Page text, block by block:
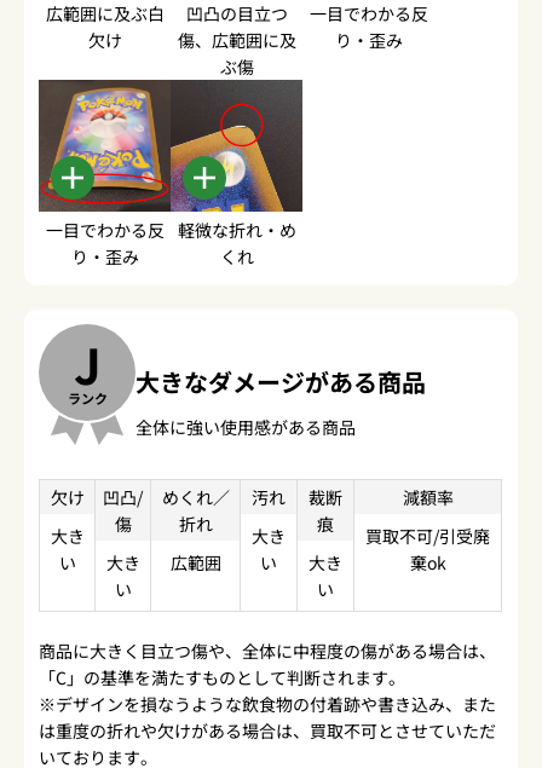
広範囲に及ぶ白
欠け
凹凸の目立つ
傷、広範囲に及
ぶ傷
一目でわかる反
り・歪み
一目でわかる反
り・歪み
軽微な折れ・め
くれ
J
ランク 大きなダメージがある商品
全体に強い使用感がある商品
欠け
大き
い
凹凸/
傷
大き
い
めくれ／
折れ
広範囲
汚れ
大き
い
裁断
痕
大き
い
減額率
買取不可/引受廃
棄ok
商品に大きく目立つ傷や、全体に中程度の傷がある場合は、
「C」の基準を満たすものとして判断されます。
※デザインを損なうような飲食物の付着跡や書き込み、また
は重度の折れや欠けがある場合は、買取不可とさせていただ
いております。